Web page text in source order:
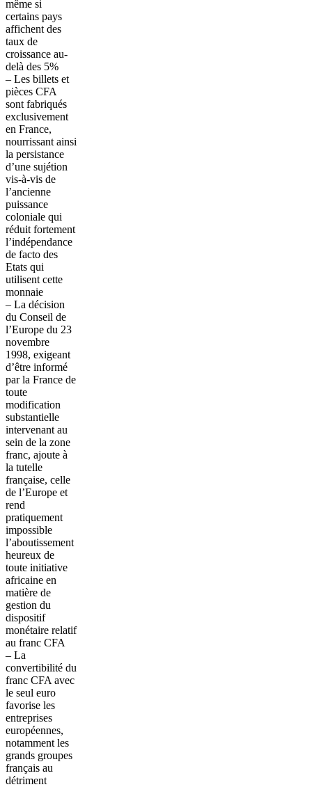
même si
certains pays
affichent des
taux de
croissance au-
delà des 5%
– Les billets et
pièces CFA
sont fabriqués
exclusivement
en France,
nourrissant ainsi
la persistance
d’une sujétion
vis-à-vis de
l’ancienne
puissance
coloniale qui
réduit fortement
l’indépendance
de facto des
Etats qui
utilisent cette
monnaie
– La décision
du Conseil de
l’Europe du 23
novembre
1998, exigeant
d’être informé
par la France de
toute
modification
substantielle
intervenant au
sein de la zone
franc, ajoute à
la tutelle
française, celle
de l’Europe et
rend
pratiquement
impossible
l’aboutissement
heureux de
toute initiative
africaine en
matière de
gestion du
dispositif
monétaire relatif
au franc CFA
– La
convertibilité du
franc CFA avec
le seul euro
favorise les
entreprises
européennes,
notamment les
grands groupes
français au
détriment